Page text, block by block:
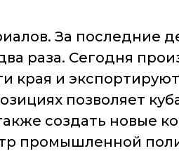
За последние
раза. Сегодня
и
позволяет
создать новые
промышленной